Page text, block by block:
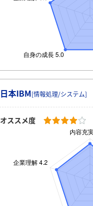
日本IBM[情報処理/システム]
オススメ度